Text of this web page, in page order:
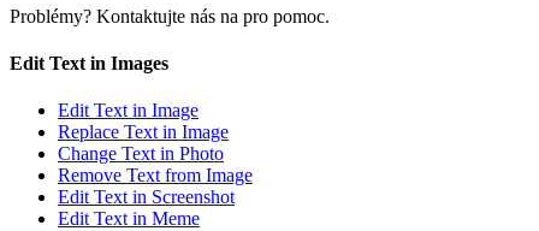
Problémy? Kontaktujte nás na pro pomoc.
Edit Text in Images
Edit Text in Image
Replace Text in Image
Change Text in Photo
Remove Text from Image
Edit Text in Screenshot
Edit Text in Meme